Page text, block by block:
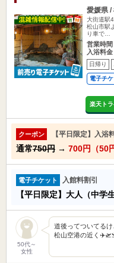
愛媛県 /
大街道駅
松山市駅
り車で…
営業時
入浴料
日帰り
電子チ
楽天ト
クーポン 【平日限定】入浴
通常750円 → 700円（50
電子チケット 入館料割引
【平日限定】大人（中学
50代～
女性
道後ってついてる
松山空港の近く